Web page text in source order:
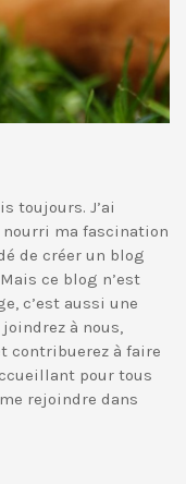
toujours. J’ai
ma fascination
de créer un blog
ce blog n’est
c’est aussi une
à nous,
contribuerez à faire
pour tous
rejoindre dans